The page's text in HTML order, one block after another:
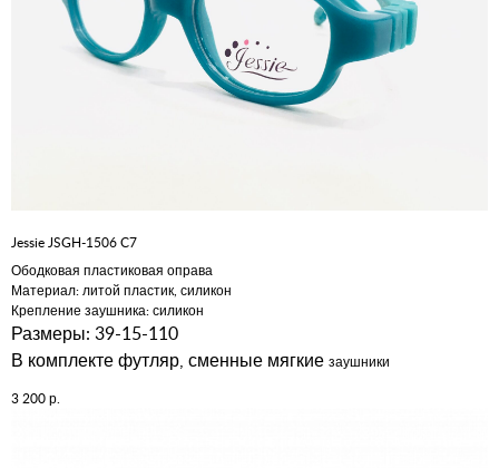
Jessie JSGH-1506 C7
Ободковая пластиковая оправа
Материал: литой пластик, силикон
Крепление заушника: силикон
Размеры: 39-15-110
В комплекте футляр, сменные мягкие заушники
3 200р.